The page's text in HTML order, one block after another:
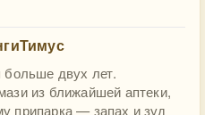
больше двух лет.
из ближайшей аптеки,
припарка — запах и зуд